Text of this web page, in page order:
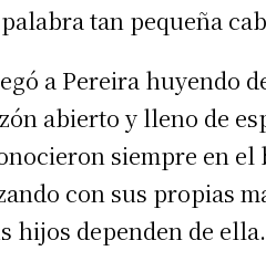
palabra tan pequeña
a Pereira huyendo
abierto y lleno de
siempre en
con sus propias
hijos dependen de ella.